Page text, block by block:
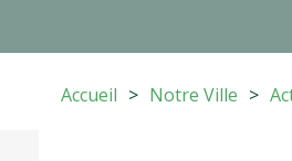
Accueil > Notre Ville >